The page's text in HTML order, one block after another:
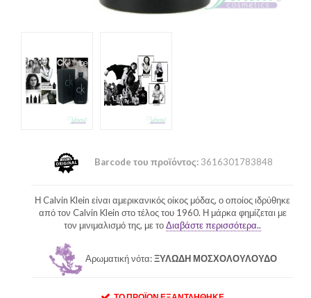
Barcode του προϊόντος:3616301783848
Η Calvin Klein είναι αμερικανικός οίκος μόδας, ο οποίος ιδρύθηκε
από τον Calvin Klein στο τέλος του 1960. Η μάρκα φημίζεται με
τον μινιμαλισμό της, με τοΔιαβάστε περισσότερα..
Αρωματική νότα:ΞΥΛΩΔΗ ΜΟΣΧΟΛΟΥΛΟΥΔΟ